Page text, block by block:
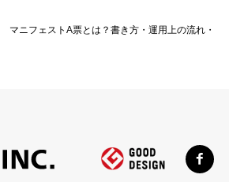
マニフェストA票とは？書き方・運用上の流れ・